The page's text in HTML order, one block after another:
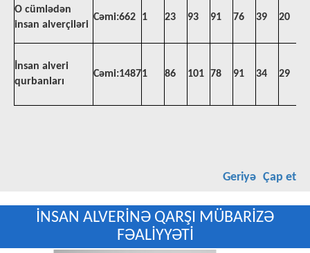
O cümlədən
insan alverçiləri
Cəmi:662 1 23 93 91 76 39 20
İnsan alveri
qurbanları
Cəmi:14871 86 101 78 91 34 29
Çap et
Geriyə
İNSAN ALVERİNƏ QARŞI MÜBARİZƏ
FƏALİYYƏTİ